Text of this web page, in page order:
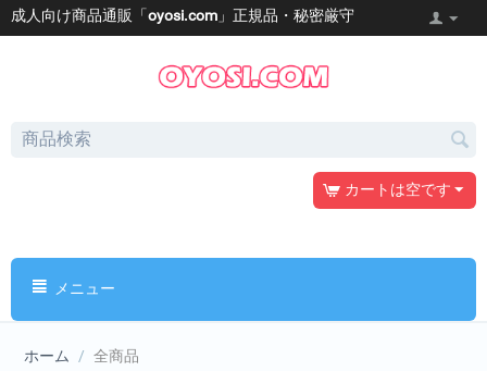
成人向け商品通販「oyosi.com 」正規品・秘密厳守
カートは空です
メニュー
ホーム / 全商品